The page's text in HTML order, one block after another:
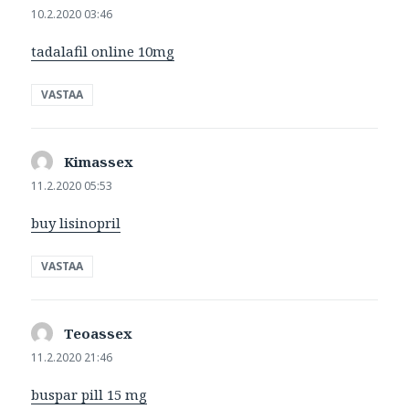
10.2.2020 03:46
tadalafil online 10mg
VASTAA
Kimassex
11.2.2020 05:53
buy lisinopril
VASTAA
Teoassex
11.2.2020 21:46
buspar pill 15 mg